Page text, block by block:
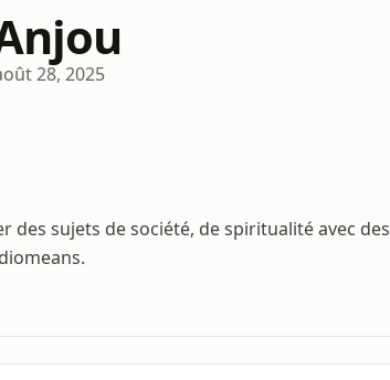
28, 2025
sujets de société, de spiritualité avec des